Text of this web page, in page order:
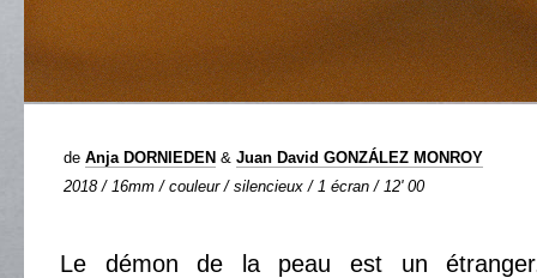
de Anja DORNIEDEN & Juan David GONZÁLEZ MONROY
2018 / 16mm / couleur / silencieux / 1 écran / 12' 00
Le démon de la peau est un